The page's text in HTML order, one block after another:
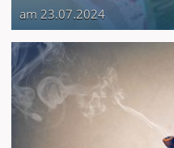
am 23.07.2024